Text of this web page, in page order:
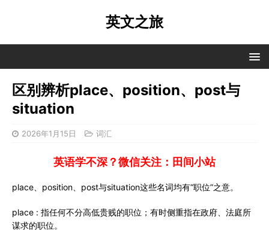
英文之旅
区别辨析place、position、post与
situation
2026年1月15日 词汇
英语学不深？微信关注：田间小站
place、position、post与situation这些名词均有“职位”之意。
place : 指任何不分高低贵贱的职位；有时侧重指在政府、法庭所
谋求的职位。